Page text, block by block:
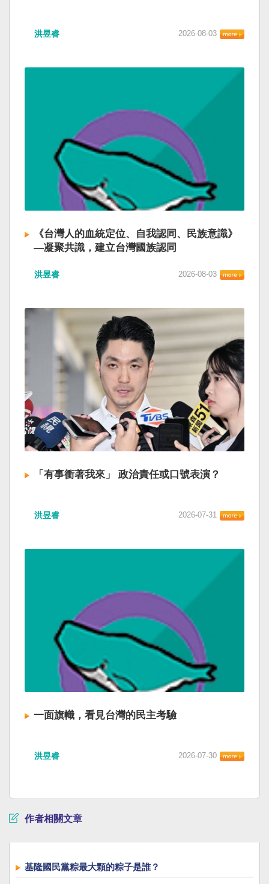
洪昱睿 2026-08-03
《台灣人的血統定位、自我認同、民族意識》
—凝聚共識，建立台灣國族認同
洪昱睿 2026-08-03
「有事衝著我來」 政治責任或口號表演？
洪昱睿 2026-07-31
一面旗幟，看見台灣的民主考驗
洪昱睿 2026-07-30
作者相關文章
基隆國民黨粽最大顆的粽子是誰？